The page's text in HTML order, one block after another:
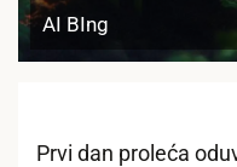
AI BIng
Prvi dan proleća